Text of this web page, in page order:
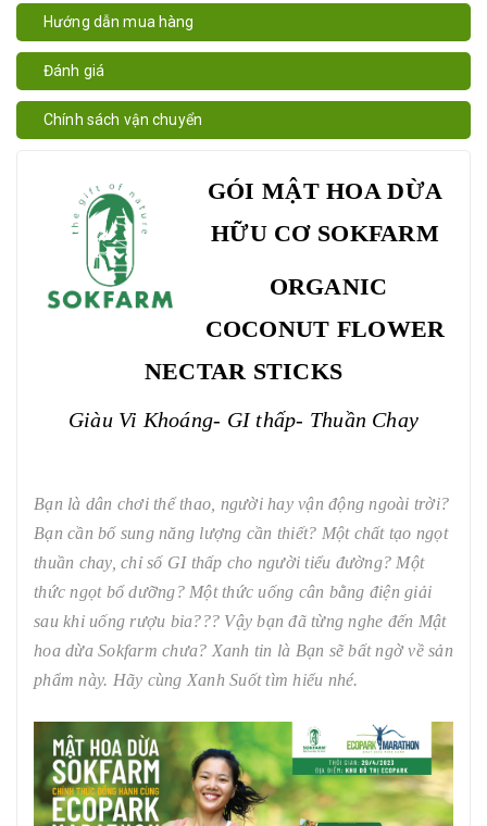
Hướng dẫn mua hàng
Đánh giá
Chính sách vận chuyển
GÓI MẬT HOA DỪA
HỮU CƠ SOKFARM
ORGANIC
COCONUT FLOWER
NECTAR STICKS
Giàu Vi Khoáng- GI thấp- Thuần Chay
Bạn là dân chơi thể thao, người hay vận động ngoài trời?
Bạn cần bổ sung năng lượng cần thiết? Một chất tạo ngọt
thuần chay, chỉ số GI thấp cho người tiểu đường? Một
thức ngọt bổ dưỡng? Một thức uống cân bằng điện giải
sau khi uống rượu bia??? Vậy bạn đã từng nghe đến Mật
hoa dừa Sokfarm chưa? Xanh tin là Bạn sẽ bất ngờ về sản
phẩm này. Hãy cùng Xanh Suốt tìm hiểu nhé.